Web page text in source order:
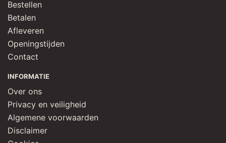
Bestellen
Betalen
Afleveren
Openingstijden
Contact
INFORMATIE
Over ons
Privacy en veiligheid
Algemene voorwaarden
Disclaimer